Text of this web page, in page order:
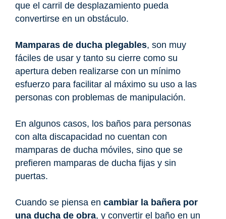
que el carril de desplazamiento pueda
convertirse en un obstáculo.
Mamparas de ducha plegables, son muy
fáciles de usar y tanto su cierre como su
apertura deben realizarse con un mínimo
esfuerzo para facilitar al máximo su uso a las
personas con problemas de manipulación.
En algunos casos, los baños para personas
con alta discapacidad no cuentan con
mamparas de ducha móviles, sino que se
prefieren mamparas de ducha fijas y sin
puertas.
Cuando se piensa en cambiar la bañera por
una ducha de obra, y convertir el baño en un